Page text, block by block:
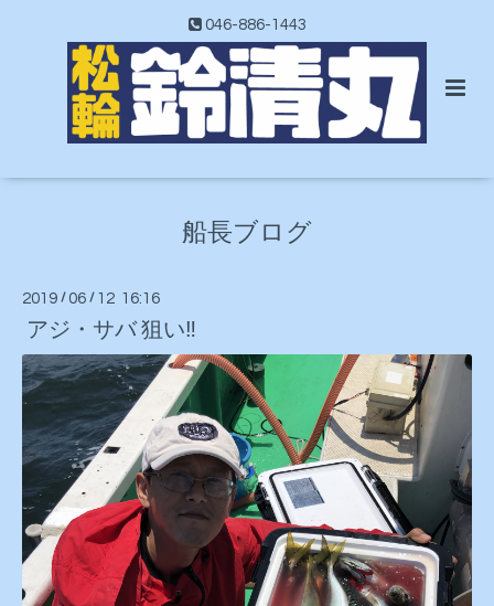
046-886-1443
船長ブログ
2019 / 06 / 12 16:16
アジ・サバ 狙い‼️